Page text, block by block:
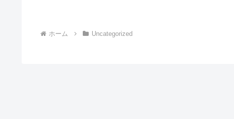
ホーム Uncategorized